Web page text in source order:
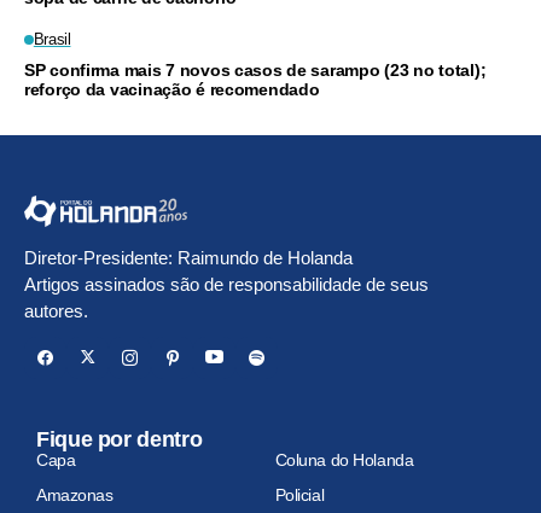
Brasil
SP confirma mais 7 novos casos de sarampo (23 no total);
reforço da vacinação é recomendado
Diretor-Presidente: Raimundo de Holanda
Artigos assinados são de responsabilidade de seus
autores.
Fique por dentro
Capa
Coluna do Holanda
Amazonas
Policial